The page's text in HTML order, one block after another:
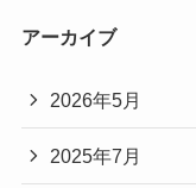
アーカイブ
2026年5月
2025年7月